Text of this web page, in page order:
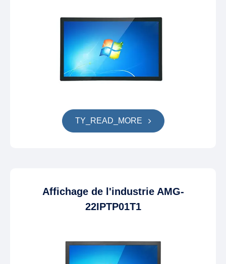
TY_READ_MORE
Affichage de l'industrie AMG-
22IPTP01T1